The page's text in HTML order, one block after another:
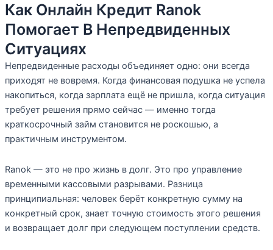
Как Онлайн Кредит Ranok
Помогает В Непредвиденных
Ситуациях
Непредвиденные расходы объединяет одно: они всегда
приходят не вовремя. Когда финансовая подушка не успела
накопиться, когда зарплата ещё не пришла, когда ситуация
требует решения прямо сейчас — именно тогда
краткосрочный займ становится не роскошью, а
практичным инструментом.
Ranok — это не про жизнь в долг. Это про управление
временными кассовыми разрывами. Разница
принципиальная: человек берёт конкретную сумму на
конкретный срок, знает точную стоимость этого решения
и возвращает долг при следующем поступлении средств.